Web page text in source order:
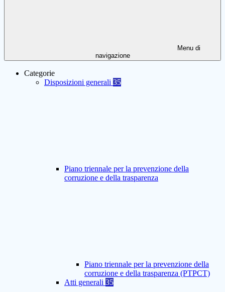
Menu di
navigazione
Categorie
Disposizioni generali 35
Piano triennale per la prevenzione della
corruzione e della trasparenza
Piano triennale per la prevenzione della
corruzione e della trasparenza (PTPCT)
Atti generali 35